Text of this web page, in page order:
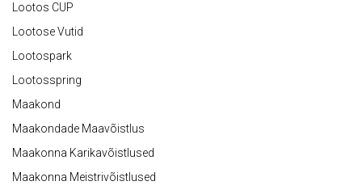
Lootos CUP
Lootose Vutid
Lootospark
Lootosspring
Maakond
Maakondade Maavõistlus
Maakonna Karikavõistlused
Maakonna Meistrivõistlused